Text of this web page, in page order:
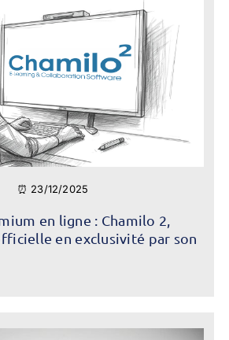
⏰ 23/12/2025
en ligne : Chamilo 2,
en exclusivité par son